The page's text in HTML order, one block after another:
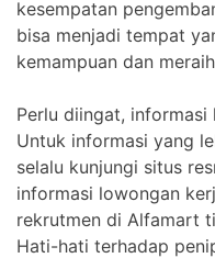
kesempatan
bisa menjadi tempat
kemampuan dan
Perlu diingat,
Untuk informasi yang
selalu kunjungi situs
informasi lowongan
rekrutmen di Alfamart
Hati-hati terhadap